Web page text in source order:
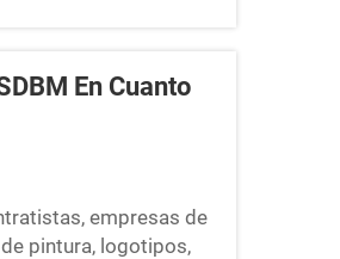
En Cuanto
empresas de
pintura, logotipos,